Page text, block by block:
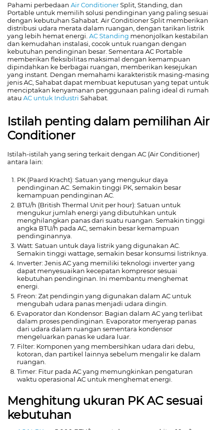
Pahami perbedaan Air ConditionerSplit, Standing, dan
Portable untuk memilih solusi pendinginan yang paling sesuai
dengan kebutuhan Sahabat. Air Conditioner Split memberikan
distribusi udara merata dalam ruangan, dengan tarikan listrik
yang lebih hemat energi. AC Standing menonjolkan kestabilan
dan kemudahan instalasi, cocok untuk ruangan dengan
kebutuhan pendinginan besar. Sementara AC Portable
memberikan fleksibilitas maksimal dengan kemampuan
dipindahkan ke berbagai ruangan, memberikan kesejukan
yang instant. Dengan memahami karakteristik masing-masing
jenis AC, Sahabat dapat membuat keputusan yang tepat untuk
menciptakan kenyamanan penggunaan paling ideal di rumah
atau AC untuk Industri Sahabat.
Istilah penting dalam pemilihan Air
Conditioner
Istilah-istilah yang sering terkait dengan AC (Air Conditioner)
antara lain:
PK (Paard Kracht): Satuan yang mengukur daya
pendinginan AC. Semakin tinggi PK, semakin besar
kemampuan pendinginan AC.
BTU/h (British Thermal Unit per hour): Satuan untuk
mengukur jumlah energi yang dibutuhkan untuk
menghilangkan panas dari suatu ruangan. Semakin tinggi
angka BTU/h pada AC, semakin besar kemampuan
pendinginannya.
Watt: Satuan untuk daya listrik yang digunakan AC.
Semakin tinggi wattage, semakin besar konsumsi listriknya.
Inverter: Jenis AC yang memiliki teknologi inverter yang
dapat menyesuaikan kecepatan kompresor sesuai
kebutuhan pendinginan. Ini membantu menghemat
energi.
Freon: Zat pendingin yang digunakan dalam AC untuk
mengubah udara panas menjadi udara dingin.
Evaporator dan Kondensor: Bagian dalam AC yang terlibat
dalam proses pendinginan. Evaporator menyerap panas
dari udara dalam ruangan sementara kondensor
mengeluarkan panas ke udara luar.
Filter: Komponen yang membersihkan udara dari debu,
kotoran, dan partikel lainnya sebelum mengalir ke dalam
ruangan.
Timer: Fitur pada AC yang memungkinkan pengaturan
waktu operasional AC untuk menghemat energi.
Menghitung ukuran PK AC sesuai
kebutuhan